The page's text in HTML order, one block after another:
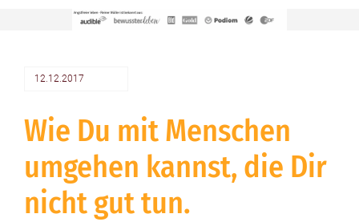
12.12.2017
Wie Du mit Menschen
umgehen kannst, die Dir
nicht gut tun.